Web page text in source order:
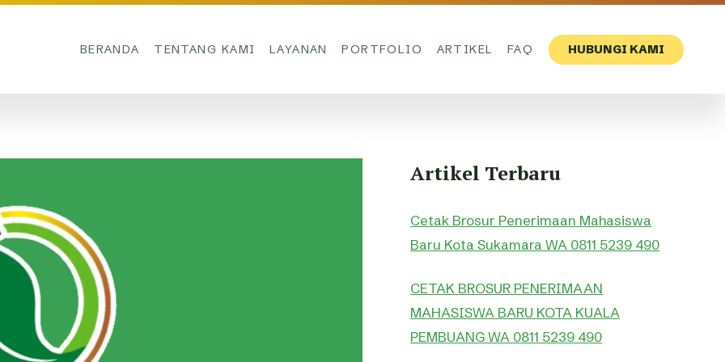
BERANDA TENTANG KAMI LAYANAN PORTFOLIO ARTIKEL FAQ HUBUNGI KAMI
Artikel Terbaru
Cetak Brosur Penerimaan Mahasiswa
Baru Kota Sukamara WA 0811 5239 490
CETAK BROSUR PENERIMAAN
MAHASISWA BARU KOTA KUALA
PEMBUANG WA 0811 5239 490